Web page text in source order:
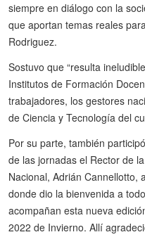
siempre en diálogo con la
que aportan temas reales
Rodriguez.
Sostuvo que “resulta
Institutos de Formación
trabajadores, los gestores
de Ciencia y Tecnología del
Por su parte, también
de las jornadas el Rector de
Nacional, Adrián Cannellotto,
donde dio la bienvenida a
acompañan esta nueva
2022 de Invierno. Allí